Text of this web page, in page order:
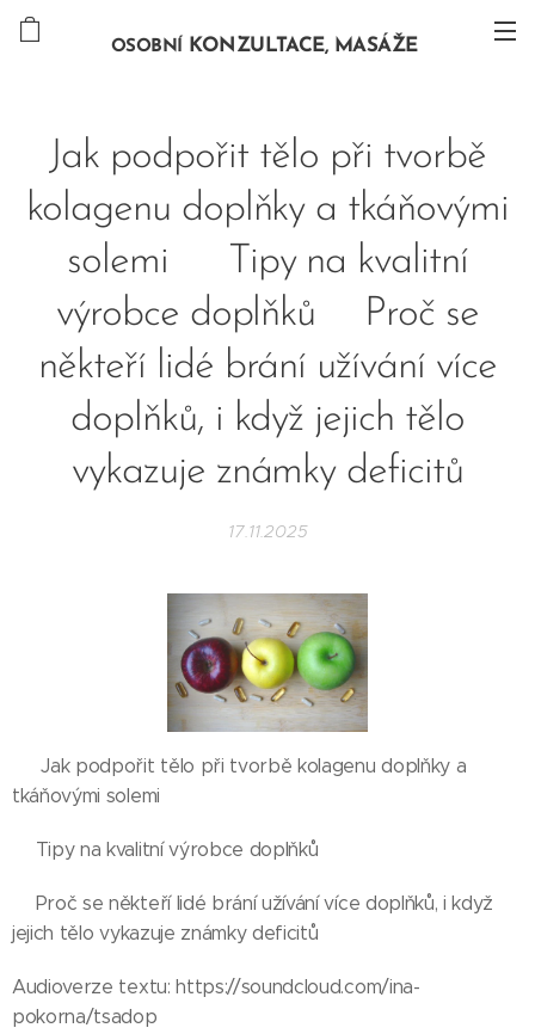
OSOBNÍ KONZULTACE, MASÁŽE
Jak podpořit tělo při tvorbě
kolagenu doplňky a tkáňovými
solemi 🌱Tipy na kvalitní
výrobce doplňků🌱Proč se
někteří lidé brání užívání více
doplňků, i když jejich tělo
vykazuje známky deficitů
17.11.2025
🌱Jak podpořit tělo při tvorbě kolagenu doplňky a
tkáňovými solemi
🌱Tipy na kvalitní výrobce doplňků
🌱Proč se někteří lidé brání užívání více doplňků, i když
jejich tělo vykazuje známky deficitů
Audioverze textu: https://soundcloud.com/ina-
pokorna/tsadop